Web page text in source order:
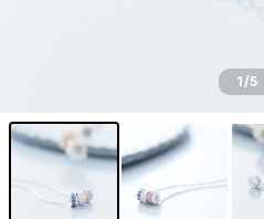
1/5